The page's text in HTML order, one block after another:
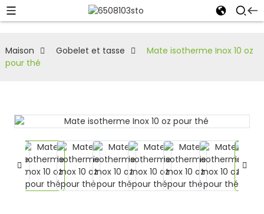
Maison Gobelet et tasse
Mate isotherme Inox 10 oz
pour thé